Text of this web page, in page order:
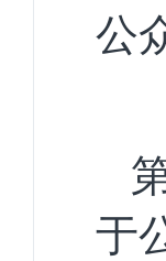
公
于